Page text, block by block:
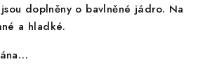
doplněny o bavlněné jádro. Na
a hladké.